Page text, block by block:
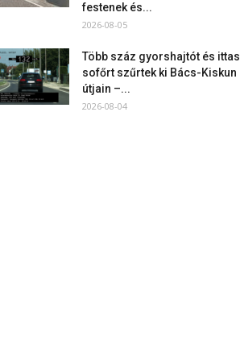
festenek és...
2026-08-05
Több száz gyorshajtót és ittas
sofőrt szűrtek ki Bács-Kiskun
útjain –...
2026-08-04